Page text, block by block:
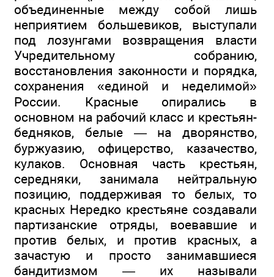
объединенные между собой лишь
неприятием большевиков, выступали
под лозунгами возвращения власти
Учредительному собранию,
восстановления законности и порядка,
сохранения «единой и неделимой»
России. Красные опирались в
основном на рабочий класс и крестьян-
бедняков, белые — на дворянство,
буржуазию, офицерство, казачество,
кулаков. Основная часть крестьян,
середняки, занимала нейтральную
позицию, поддерживая то белых, то
красных Нередко крестьяне создавали
партизанские отряды, воевавшие и
против белых, и против красных, а
зачастую и просто занимавшиеся
бандитизмом — их называли